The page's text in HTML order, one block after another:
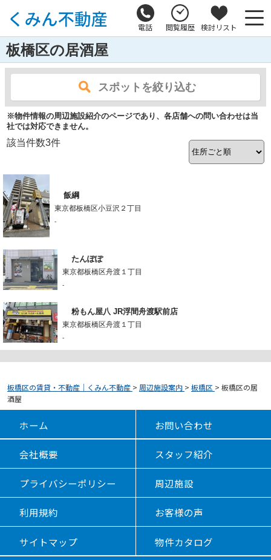
電話 閲覧履歴 検討リスト
板橋区の居酒屋
スポットを絞り込む
※物件情報の周辺施設紹介のページであり、各店舗への問い合わせは当
社では対応できません。
該当件数3件
飯綱
東京都板橋区小豆沢２丁目
-
たんぽぽ
東京都板橋区舟渡１丁目
-
粉もん屋八 JR浮間舟渡駅前店
東京都板橋区舟渡１丁目
-
板橋区の賃貸・不動産｜くみん不動産 > 周辺施設案内 > 板橋区 > 板橋区の居
酒屋
ホーム お問い合わせ
会社概要 スタッフ紹介
プライバシーポリシー 周辺施設
利用規約 お客様の声
サイトマップ 物件カタログ